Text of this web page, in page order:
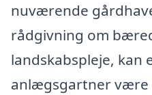
nuværende
rådgivning om
landskabspleje, kan
anlægsgartner være